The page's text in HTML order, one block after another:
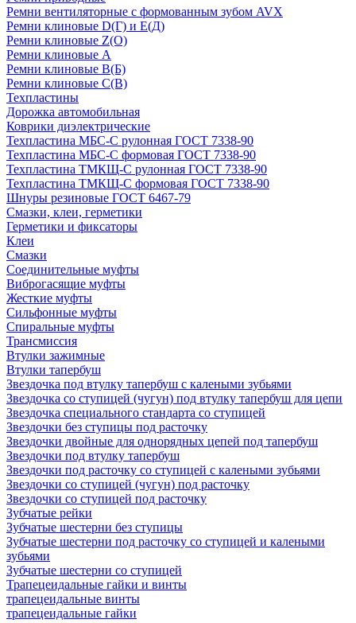
Ремни вентиляторные с формованным зубом AVX
Ремни клиновые D(Г) и Е(Д)
Ремни клиновые Z(О)
Ремни клиновые А
Ремни клиновые В(Б)
Ремни клиновые С(В)
Техпластины
Дорожка автомобильная
Коврики диэлектрические
Техпластина МБС-С рулонная ГОСТ 7338-90
Техпластина МБС-С формовая ГОСТ 7338-90
Техпластина ТМКЩ-С рулонная ГОСТ 7338-90
Техпластина ТМКЩ-С формовая ГОСТ 7338-90
Шнуры резиновые ГОСТ 6467-79
Смазки, клеи, герметики
Герметики и фиксаторы
Клеи
Смазки
Соединительные муфты
Виброгасящие муфты
Жесткие муфты
Сильфонные муфты
Спиральные муфты
Трансмиссия
Втулки зажимные
Втулки тапербуш
Звездочка под втулку тапербуш c калеными зубьями
Звездочка со ступицей (чугун) под втулку тапербуш для цепи
Звездочка специального стандарта со ступицей
Звездочки без ступицы под расточку
Звездочки двойные для однорядных цепей под тапербуш
Звездочки под втулку тапербуш
Звездочки под расточку со ступицей с калеными зубьями
Звездочки со ступицей (чугун) под расточку
Звездочки со ступицей под расточку
Зубчатые рейки
Зубчатые шестерни без ступицы
Зубчатые шестерни под расточку со ступицей и калеными
зубьями
Зубчатые шестерни со ступицей
Трапецеидальные гайки и винты
трапецеидальные винты
трапецеидальные гайки